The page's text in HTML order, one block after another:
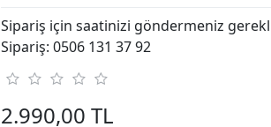
Sipariş için saatinizi göndermeniz
Sipariş: 0506 131 37 92
2.990,00 TL